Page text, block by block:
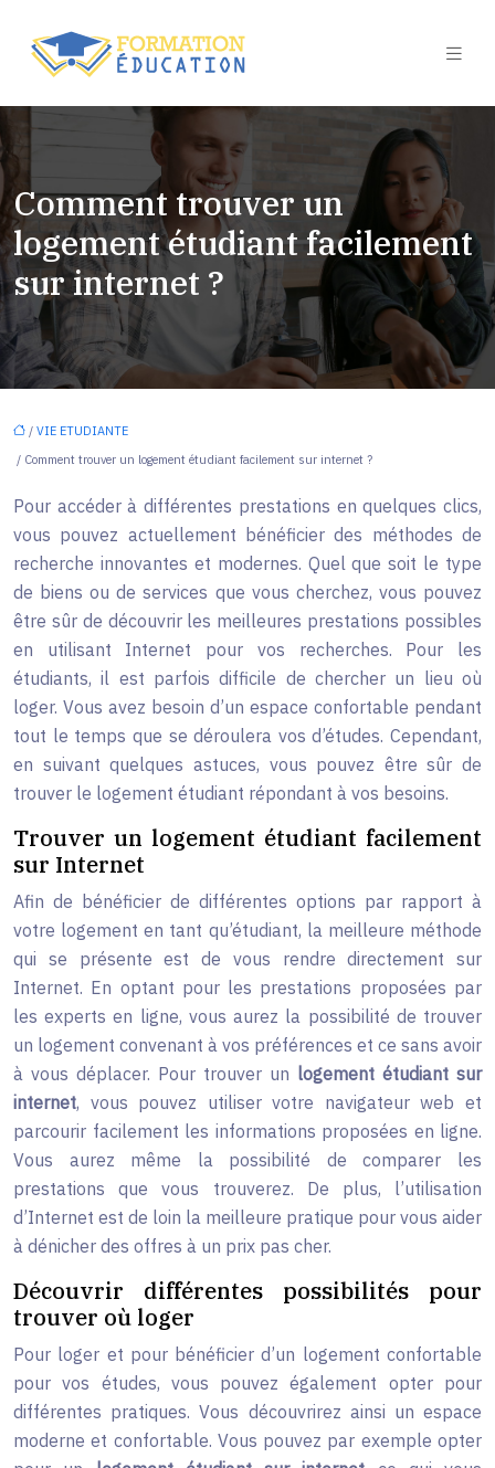
Comment trouver un
logement étudiant facilement
sur internet ?
/ VIE ETUDIANTE
/ Comment trouver un logement étudiant facilement sur internet ?
Pour accéder à différentes prestations en quelques clics,
vous pouvez actuellement bénéficier des méthodes de
recherche innovantes et modernes. Quel que soit le type
de biens ou de services que vous cherchez, vous pouvez
être sûr de découvrir les meilleures prestations possibles
en utilisant Internet pour vos recherches. Pour les
étudiants, il est parfois difficile de chercher un lieu où
loger. Vous avez besoin d’un espace confortable pendant
tout le temps que se déroulera vos d’études. Cependant,
en suivant quelques astuces, vous pouvez être sûr de
trouver le logement étudiant répondant à vos besoins.
Trouver un logement étudiant facilement
sur Internet
Afin de bénéficier de différentes options par rapport à
votre logement en tant qu’étudiant, la meilleure méthode
qui se présente est de vous rendre directement sur
Internet. En optant pour les prestations proposées par
les experts en ligne, vous aurez la possibilité de trouver
un logement convenant à vos préférences et ce sans avoir
à vous déplacer. Pour trouver un logement étudiant sur
internet, vous pouvez utiliser votre navigateur web et
parcourir facilement les informations proposées en ligne.
Vous aurez même la possibilité de comparer les
prestations que vous trouverez. De plus, l’utilisation
d’Internet est de loin la meilleure pratique pour vous aider
à dénicher des offres à un prix pas cher.
Découvrir différentes possibilités pour
trouver où loger
Pour loger et pour bénéficier d’un logement confortable
pour vos études, vous pouvez également opter pour
différentes pratiques. Vous découvrirez ainsi un espace
moderne et confortable. Vous pouvez par exemple opter